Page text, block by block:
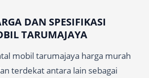
DAN SPESIFIKASI
TARUMAJAYA
mobil tarumajaya harga murah
terdekat antara lain sebagai